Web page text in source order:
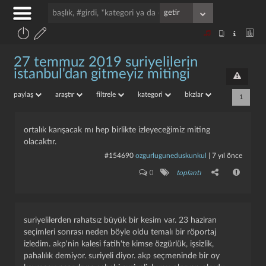
27 temmuz 2019 suriyelilerin
istanbul'dan gitmeyiz mitingi
paylaş araştır filtrele kategori bkzlar 1
ortalık karışacak mı hep birlikte izleyeceğimiz miting
olacaktır.
#154690 ozgurluguneduskunkul 7 yıl önce
0 toplantı
suriyelilerden rahatsız büyük bir kesim var. 23 haziran
seçimleri sonrası neden böyle oldu temalı bir röportaj
izledim. akp'nin kalesi fatih'te kimse özgürlük, işsizlik,
pahalılık demiyor. suriyeli diyor. akp seçmeninde bir oy